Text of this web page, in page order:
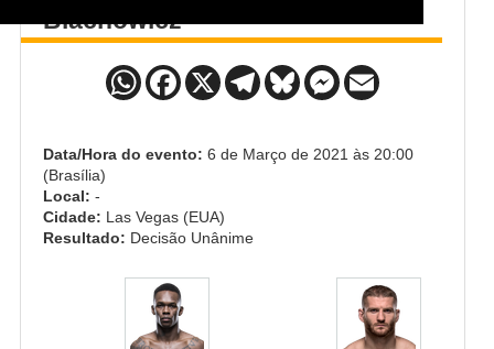
Blachowicz
Data/Hora do evento: 6 de Março de 2021 às 20:00
(Brasília)
Local: -
Cidade: Las Vegas (EUA)
Resultado: Decisão Unânime